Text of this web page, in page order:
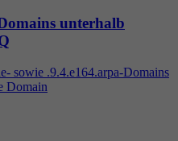
unterhalb
sowie .9.4.e164.arpa-Domains
Domain